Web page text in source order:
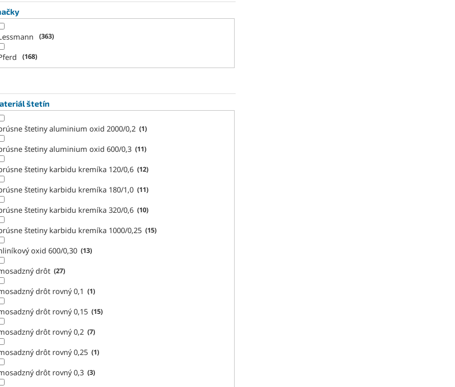
363
168
štetín
štetiny aluminium oxid 2000/0,2 1
štetiny aluminium oxid 600/0,3 11
štetiny karbidu kremíka 120/0,6 12
štetiny karbidu kremíka 180/1,0 11
štetiny karbidu kremíka 320/0,6 10
štetiny karbidu kremíka 1000/0,25 15
oxid 600/0,30 13
drôt 27
drôt rovný 0,1 1
drôt rovný 0,15 15
drôt rovný 0,2 7
drôt rovný 0,25 1
drôt rovný 0,3 3